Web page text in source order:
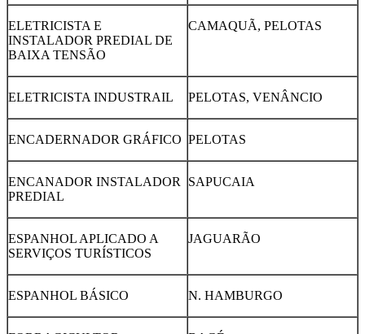
ELETRICISTA E
INSTALADOR PREDIAL DE
BAIXA TENSÃO
CAMAQUÃ, PELOTAS
ELETRICISTA INDUSTRAIL PELOTAS, VENÂNCIO
ENCADERNADOR GRÁFICO PELOTAS
ENCANADOR INSTALADOR
PREDIAL
SAPUCAIA
ESPANHOL APLICADO A
SERVIÇOS TURÍSTICOS
JAGUARÃO
ESPANHOL BÁSICO N. HAMBURGO